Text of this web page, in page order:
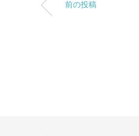
前の投稿